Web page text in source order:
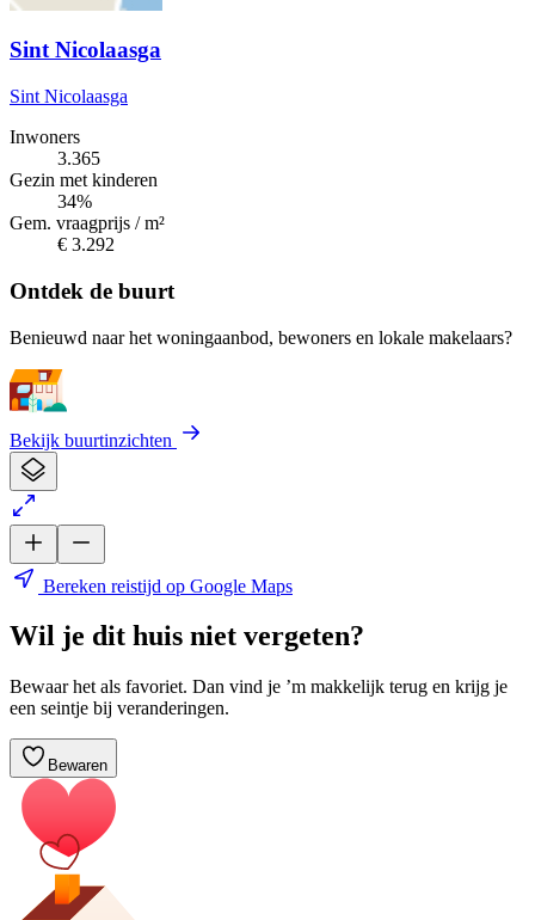
Sint Nicolaasga
Sint Nicolaasga
Inwoners
3.365
Gezin met kinderen
34%
Gem. vraagprijs / m²
€ 3.292
Ontdek de buurt
Benieuwd naar het woningaanbod, bewoners en lokale makelaars?
Bekijk buurtinzichten
Bereken reistijd op Google Maps
Wil je dit huis niet vergeten?
Bewaar het als favoriet. Dan vind je ’m makkelijk terug en krijg je
een seintje bij veranderingen.
Bewaren